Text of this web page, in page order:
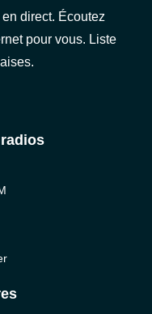
direct. Écoutez
pour vous. Liste